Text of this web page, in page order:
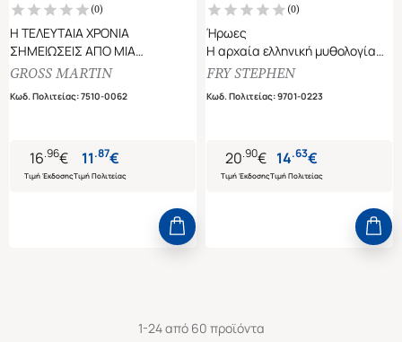
(0)
Η ΤΕΛΕΥΤΑΙΑ ΧΡΟΝΙΑ
ΣΗΜΕΙΩΣΕΙΣ ΑΠΟ ΜΙΑ
ΚΑΤΑΡΓΗΜΕΝΗ ΧΩΡΑ
GROSS MARTIN
Κωδ. Πολιτείας:7510-0062
16.96€
Τιμή Έκδοσης
11.87€
Τιμή Πολιτείας
(0)
Ήρωες
Η αρχαία ελληνική μυθολογία
αλλιώς
FRY STEPHEN
Κωδ. Πολιτείας:9701-0223
20.90€
Τιμή Έκδοσης
14.63€
Τιμή Πολιτείας
1-24 από 60 προϊόντα